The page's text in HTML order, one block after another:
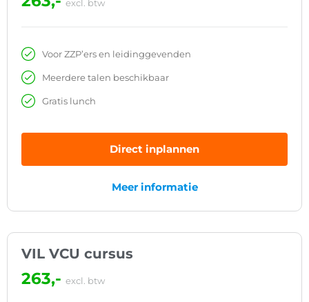
excl. btw
Voor ZZP’ers en leidinggevenden
Meerdere talen beschikbaar
Gratis lunch
Direct inplannen
Meer informatie
VIL VCU cursus
263,- excl. btw